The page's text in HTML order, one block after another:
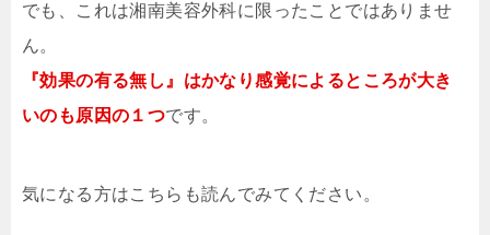
でも、これは湘南美容外科に限ったことではありませ
ん。
『効果の有る無し』はかなり感覚によるところが大き
いのも原因の１つです。
気になる方はこちらも読んでみてください。